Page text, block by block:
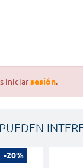
iniciarsesión.
-20%